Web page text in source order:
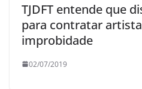
TJDFT entende que
para contratar
improbidade
02/07/2019